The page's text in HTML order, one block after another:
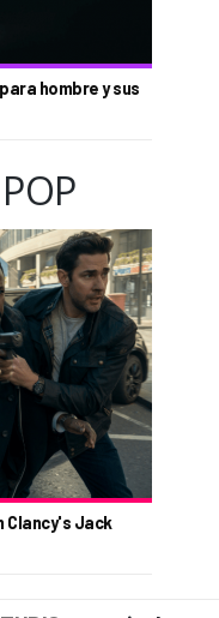
hombre y sus
Clancy's Jack